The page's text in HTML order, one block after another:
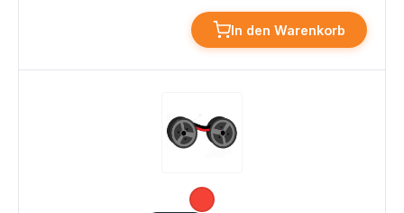
In den Warenkorb